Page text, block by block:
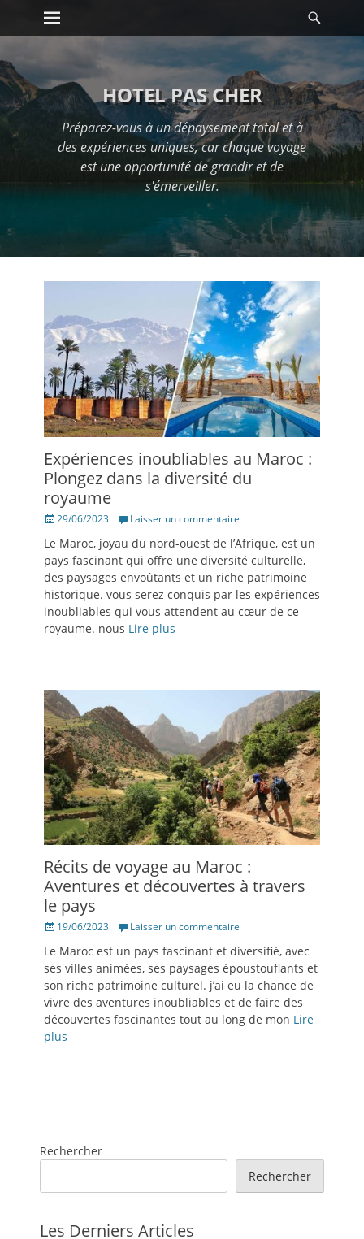
Passer
au
Premier menu
HOTEL PAS CHER
Préparez-vous à un dépaysement total et à
des expériences uniques, car chaque voyage
est une opportunité de grandir et de
s'émerveiller.
Expériences inoubliables au Maroc :
Plongez dans la diversité du
royaume
Posté29/06/2023 Laisser un commentaire
Le Maroc, joyau du nord-ouest de l’Afrique, est un
pays fascinant qui offre une diversité culturelle,
des paysages envoûtants et un riche patrimoine
historique. vous serez conquis par les expériences
inoubliables qui vous attendent au cœur de ce
royaume. nous Lire plus
Récits de voyage au Maroc :
Aventures et découvertes à travers
le pays
Posté19/06/2023 Laisser un commentaire
Le Maroc est un pays fascinant et diversifié, avec
ses villes animées, ses paysages époustouflants et
son riche patrimoine culturel. j’ai eu la chance de
vivre des aventures inoubliables et de faire des
découvertes fascinantes tout au long de mon Lire
plus
Rechercher
Rechercher
Les Derniers Articles